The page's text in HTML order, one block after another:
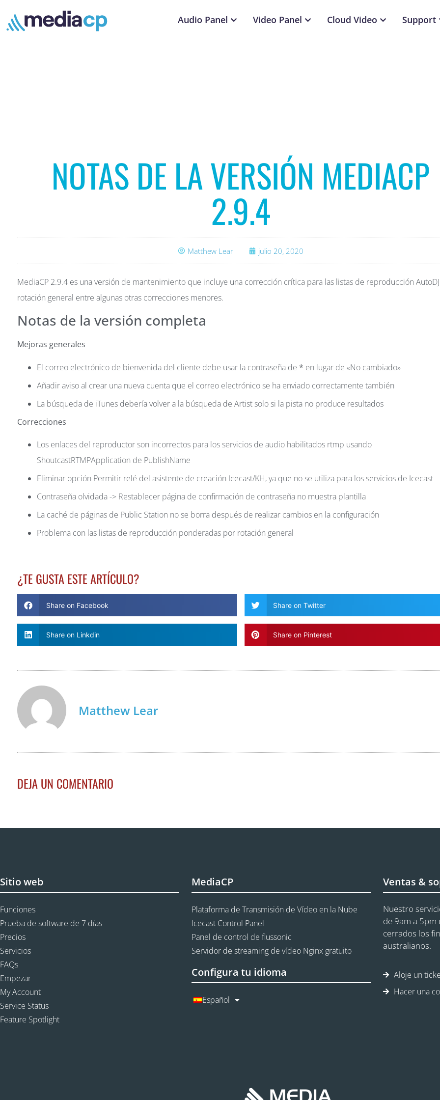
Audio Panel Video Panel Cloud Video Support
NOTAS DE LA VERSIÓN MEDIACP
2.9.4
Matthew Lear julio 20, 2020
MediaCP 2.9.4 es una versión de mantenimiento que incluye una corrección crítica para las listas de reproducción
rotación general entre algunas otras correcciones menores.
Notas de la versión completa
Mejoras generales
El correo electrónico de bienvenida del cliente debe usar la contraseña de * en lugar de «No cambiado»
Añadir aviso al crear una nueva cuenta que el correo electrónico se ha enviado correctamente también
La búsqueda de iTunes debería volver a la búsqueda de Artist solo si la pista no produce resultados
Correcciones
Los enlaces del reproductor son incorrectos para los servicios de audio habilitados rtmp usando
ShoutcastRTMPApplication de PublishName
Eliminar opción Permitir relé del asistente de creación Icecast/KH, ya que no se utiliza para los servicios de Icecast
Contraseña olvidada -> Restablecer página de confirmación de contraseña no muestra plantilla
La caché de páginas de Public Station no se borra después de realizar cambios en la configuración
Problema con las listas de reproducción ponderadas por rotación general
¿TE GUSTA ESTE ARTÍCULO?
Share on Facebook Share on Twitter
Share on Linkdin Share on Pinterest
Matthew Lear
DEJA UN COMENTARIO
Sitio web
Funciones
Prueba de software de 7 días
Precios
Servicios
FAQs
Empezar
My Account
Service Status
Feature Spotlight
MediaCP
Plataforma de Transmisión de Vídeo en la Nube
Icecast Control Panel
Panel de control de flussonic
Servidor de streaming de vídeo Nginx gratuito
Configura tu idioma
Español
Ventas &
Nuestro
de 9am a 5pm
cerrados los
australianos.
Aloje un
Hacer una